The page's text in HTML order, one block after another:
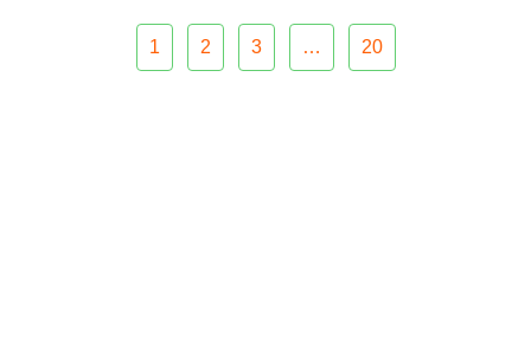
1 2 3 … 20